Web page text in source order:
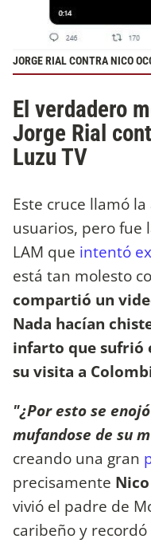
JORGE RIAL CONTRA NICO
El verdadero
Jorge Rial
Luzu TV
Este cruce llamó
usuarios, pero fue
LAM que intentó
está tan molesto
compartió un
Nada hacían
infarto que sufrió
su visita a
"¿Por esto se
mufandose de su
creando una gran
precisamente
vivió el padre de
caribeño y